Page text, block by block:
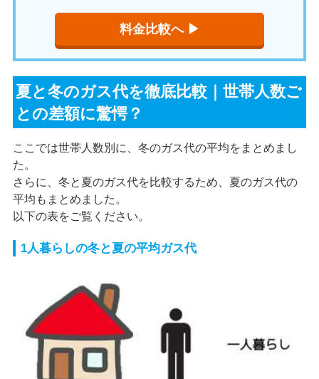
料金比較へ ▶︎
夏と冬のガス代を徹底比較｜世帯人数ご
との差額に驚愕？
ここでは世帯人数別に、冬のガス代の平均をまとめまし
た。
さらに、冬と夏のガス代を比較するため、夏のガス代の
平均もまとめました。
以下の表をご覧ください。
1人暮らしの冬と夏の平均ガス代